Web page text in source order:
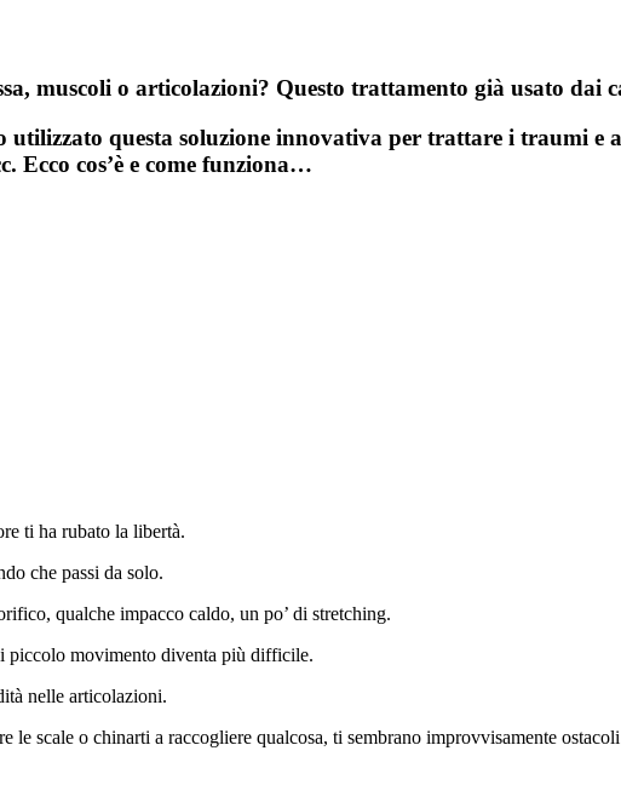
muscoli o articolazioni? Questo trattamento già usato dai
questa soluzione innovativa per trattare i traumi
Ecco cos’è e come funziona…
ti ha rubato la libertà.
che passi da solo.
qualche impacco caldo, un po’ di stretching.
piccolo movimento diventa più difficile.
nelle articolazioni.
le scale o chinarti a raccogliere qualcosa, ti sembrano improvvisamente